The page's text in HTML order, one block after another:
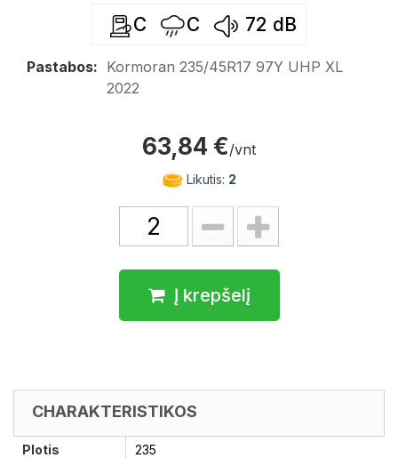
C C 72 dB
Pastabos: Kormoran 235/45R17 97Y UHP XL
2022
63,84 €/vnt
Likutis: 2
Į krepšelį
CHARAKTERISTIKOS
Plotis
235